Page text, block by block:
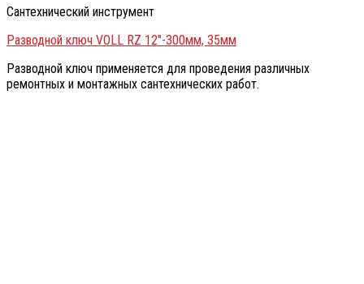
Сантехнический инструмент
Разводной ключ VOLL RZ 12″-300мм, 35мм
Разводной ключ применяется для проведения различных
ремонтных и монтажных сантехнических работ.